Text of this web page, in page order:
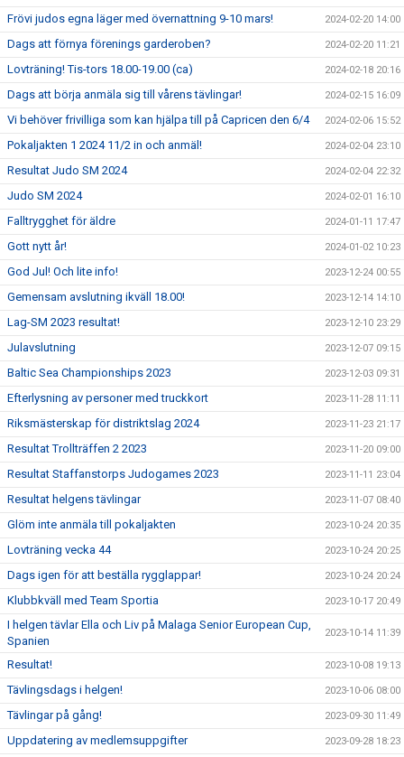
Frövi judos egna läger med övernattning 9-10 mars! 2024-02-20 14:00
Dags att förnya förenings garderoben? 2024-02-20 11:21
Lovträning! Tis-tors 18.00-19.00 (ca) 2024-02-18 20:16
Dags att börja anmäla sig till vårens tävlingar! 2024-02-15 16:09
Vi behöver frivilliga som kan hjälpa till på Capricen den 6/4 2024-02-06 15:52
Pokaljakten 1 2024 11/2 in och anmäl! 2024-02-04 23:10
Resultat Judo SM 2024 2024-02-04 22:32
Judo SM 2024 2024-02-01 16:10
Falltrygghet för äldre 2024-01-11 17:47
Gott nytt år! 2024-01-02 10:23
God Jul! Och lite info! 2023-12-24 00:55
Gemensam avslutning ikväll 18.00! 2023-12-14 14:10
Lag-SM 2023 resultat! 2023-12-10 23:29
Julavslutning 2023-12-07 09:15
Baltic Sea Championships 2023 2023-12-03 09:31
Efterlysning av personer med truckkort 2023-11-28 11:11
Riksmästerskap för distriktslag 2024 2023-11-23 21:17
Resultat Trollträffen 2 2023 2023-11-20 09:00
Resultat Staffanstorps Judogames 2023 2023-11-11 23:04
Resultat helgens tävlingar 2023-11-07 08:40
Glöm inte anmäla till pokaljakten 2023-10-24 20:35
Lovträning vecka 44 2023-10-24 20:25
Dags igen för att beställa rygglappar! 2023-10-24 20:24
Klubbkväll med Team Sportia 2023-10-17 20:49
I helgen tävlar Ella och Liv på Malaga Senior European Cup,
Spanien
2023-10-14 11:39
Resultat! 2023-10-08 19:13
Tävlingsdags i helgen! 2023-10-06 08:00
Tävlingar på gång! 2023-09-30 11:49
Uppdatering av medlemsuppgifter 2023-09-28 18:23